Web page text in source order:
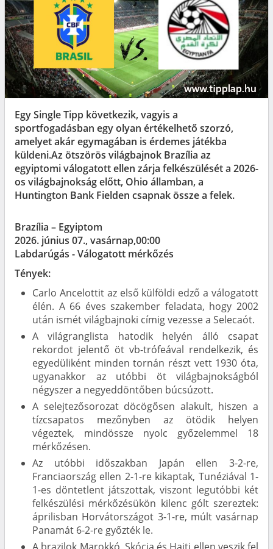
Egy Single Tipp következik, vagyis a
sportfogadásban egy olyan értékelhető szorzó,
amelyet akár egymagában is érdemes játékba
küldeni.Az ötszörös világbajnok Brazília az
egyiptomi válogatott ellen zárja felkészülését a 2026-
os világbajnokság előtt, Ohio államban, a
Huntington Bank Fielden csapnak össze a felek.
Brazília – Egyiptom
2026. június 07., vasárnap,00:00
Labdarúgás - Válogatott mérkőzés
Tények:
Carlo Ancelottit az első külföldi edző a válogatott
élén. A 66 éves szakember feladata, hogy 2002
után ismét világbajnoki címig vezesse a Selecaót.
A világranglista hatodik helyén álló csapat
rekordot jelentő öt vb-trófeával rendelkezik, és
egyedüliként minden tornán részt vett 1930 óta,
ugyanakkor az utóbbi öt világbajnokságból
négyszer a negyeddöntőben búcsúzott.
A selejtezősorozat döcögősen alakult, hiszen a
tízcsapatos mezőnyben az ötödik helyen
végeztek, mindössze nyolc győzelemmel 18
mérkőzésen.
Az utóbbi időszakban Japán ellen 3-2-re,
Franciaország ellen 2-1-re kikaptak, Tunéziával 1-
1-es döntetlent játszottak, viszont legutóbbi két
felkészülési mérkőzésükön kilenc gólt szereztek:
áprilisban Horvátországot 3-1-re, múlt vasárnap
Panamát 6-2-re győzték le.